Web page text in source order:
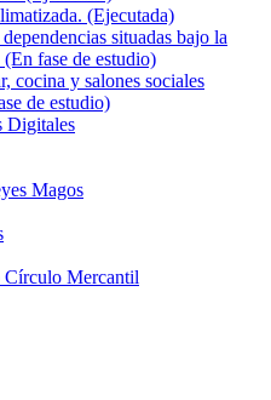
(Ejecutada)
situadas bajo la
fase de estudio)
cocina y salones sociales
de estudio)
Digitales
Magos
Círculo Mercantil